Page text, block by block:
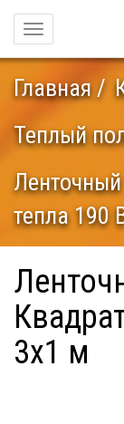
Навигация
Главная
Теплый
тепла 190
3х1 м